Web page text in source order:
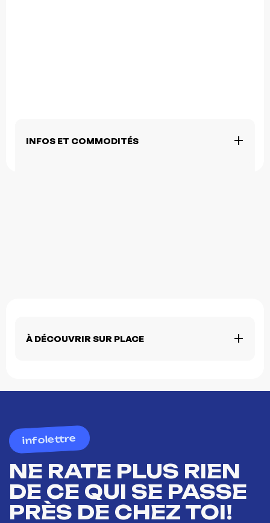
INFOS ET COMMODITÉS
À DÉCOUVRIR SUR PLACE
infolettre
NE RATE PLUS RIEN
DE CE QUI SE PASSE
PRÈS DE CHEZ TOI!